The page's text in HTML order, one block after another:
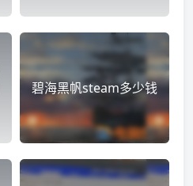
碧海黑帆steam多少钱